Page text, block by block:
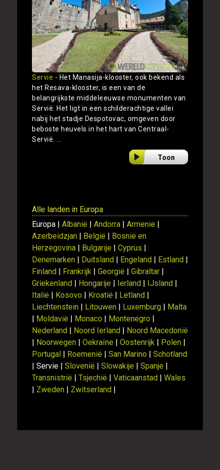
Servie - Het Manasija-klooster, ook bekend als
het Resava-klooster, is een van de
belangrijkste middeleeuwse monumenten van
Servië. Het ligt in een schilderachtige vallei
nabij het stadje Despotovac, omgeven door
beboste heuvels in het hart van Centraal-
Servië. ...
Toon
Alle landen in Europa
Europa | Albanië | Andorra | Armenie |
Azerbeidzjan | België | Bosnië en
Herzegovina | Bulgarije | Cyprus |
Denemarken | Duitsland | Engeland | Estland |
Finland | Frankrijk | Georgië | Gibraltar |
Griekenland | Hongarije | Ierland | IJsland |
Italië | Kosovo | Kroatië | Letland |
Liechtenstein | Litouwen | Luxemburg | Malta
| Moldavië | Monaco | Montenegro |
Nederland | Noord Ierland | Noord Macedonië
| Noorwegen | Oekraïne | Oostenrijk | Polen |
Portugal | Roemenië | San Marino | Schotland
| Servie | Slovenië | Slowakije | Spanje |
Transnistrië | Tsjechië | Vaticaanstad | Wales
| Zweden | Zwitserland |